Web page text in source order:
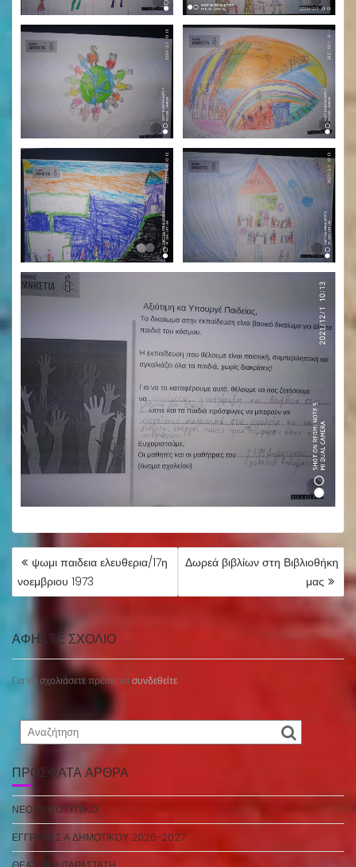
ΠΛΟΉΓΗΣΗ
ΆΡΘΡΩΝ
ψωμι παιδεια ελευθερια/17η
νοεμβριου 1973
Δωρεά βιβλίων στη Βιβλιοθήκη
μας
ΑΦΉΣΤΕ ΣΧΌΛΙΟ
Για να σχολιάσετε πρέπει νασυνδεθείτε.
ΠΡΌΣΦΑΤΑ ΆΡΘΡΑ
ΝΕΟ ΦΩΤΟΤΥΠΙΚΟ
ΕΓΓΡΑΦΕΣ Α ΔΗΜΟΤΙΚΟΥ 2026-2027